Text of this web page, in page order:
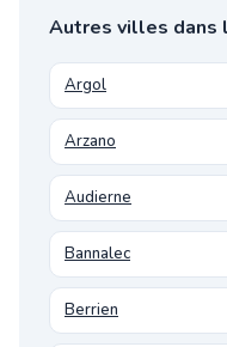
Autres villes dans
Argol
Arzano
Audierne
Bannalec
Berrien